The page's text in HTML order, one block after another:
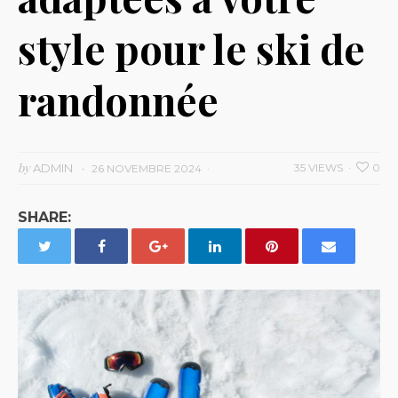
style pour le ski de
randonnée
byADMIN 26 NOVEMBRE 2024 0
35 VIEWS
SHARE: